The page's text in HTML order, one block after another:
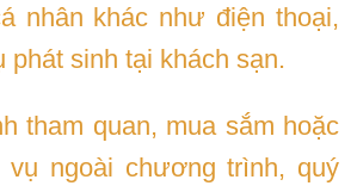
nhân khác như điện thoại,
phát sinh tại khách sạn.
tham quan, mua sắm hoặc
ngoài chương trình, quý